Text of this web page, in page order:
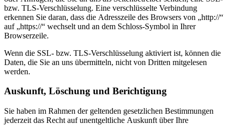
bzw. TLS-Verschlüsselung. Eine verschlüsselte Verbindung
erkennen Sie daran, dass die Adresszeile des Browsers von „http://“
auf „https://“ wechselt und an dem Schloss-Symbol in Ihrer
Browserzeile.
Wenn die SSL- bzw. TLS-Verschlüsselung aktiviert ist, können die
Daten, die Sie an uns übermitteln, nicht von Dritten mitgelesen
werden.
Auskunft, Löschung und Berichtigung
Sie haben im Rahmen der geltenden gesetzlichen Bestimmungen
jederzeit das Recht auf unentgeltliche Auskunft über Ihre